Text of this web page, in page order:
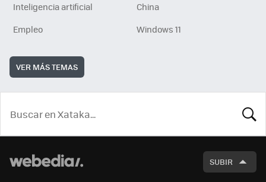
Inteligencia artificial
China
Empleo
Windows 11
VER MÁS TEMAS
SUBIR